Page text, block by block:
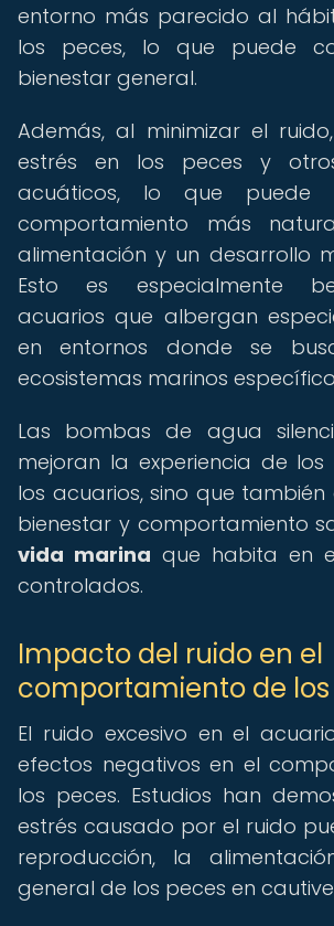
entorno más parecido al
los peces, lo que puede
bienestar general.
Además, al minimizar el
estrés en los peces y
acuáticos, lo que puede
comportamiento más
alimentación y un desarrollo
Esto es especialmente
acuarios que albergan
en entornos donde se
ecosistemas marinos
Las bombas de agua
mejoran la experiencia de
los acuarios, sino que
bienestar y comportamiento
vida marina que habita en
controlados.
Impacto del ruido en el
comportamiento de
El ruido excesivo en el
efectos negativos en el
los peces. Estudios han
estrés causado por el ruido
reproducción, la
general de los peces en